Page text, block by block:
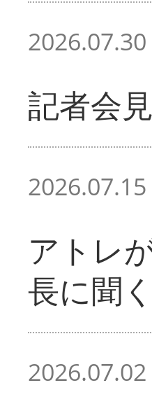
2026.07.30
記者会
2026.07.15
アトレ
長に聞く
2026.07.02